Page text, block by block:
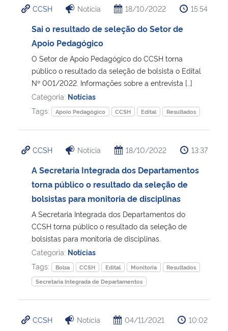
Ministério da Cidadania
Ministério de Minas e Energia
Ministério da Ciência, Tecnologia, Inovações e Comunicações
Ministério do Meio Ambiente
Ministério do Desenvolvimento Regional
Controladoria-Geral da União
Ministério da Mulher, da Família e dos Direitos Humanos
Secretaria-Geral
Secretaria de Governo
CCSH Notícia 18/10/2022 15:54
Sai o resultado de seleção do Setor de
Apoio Pedagógico
O Setor de Apoio Pedagógico do CCSH torna
público o resultado da seleção de bolsista o Edital
Nº 001/2022. Informações sobre a entrevista […]
Categoria: Notícias
Tags:
Apoio Pedagógico CCSH Edital Resultados
CCSH Notícia 18/10/2022 13:37
A Secretaria Integrada dos Departamentos
torna público o resultado da seleção de
bolsistas para monitoria de disciplinas
A Secretaria Integrada dos Departamentos do
CCSH torna público o resultado da seleção de
bolsistas para monitoria de disciplinas.
Categoria: Notícias
Tags:
Bolsa CCSH Edital Monitoria
Resultados
Secretaria Integrada de Departamentos
CCSH Notícia 04/11/2021 10:02